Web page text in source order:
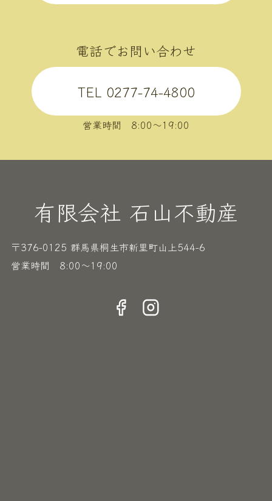
電話でお問い合わせ
TEL 0277-74-4800
営業時間 8:00〜19:00
有限会社 石山不動産
〒376-0125 群馬県桐生市新里町山上544-6
営業時間 8:00〜19:00